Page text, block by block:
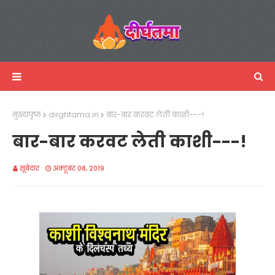
मुख्यपृष्ठ dirghtama.in बार-बार करवट लेती काशी---!
बार-बार करवट लेती काशी---!
सूबेदार अक्टूबर 08, 2019